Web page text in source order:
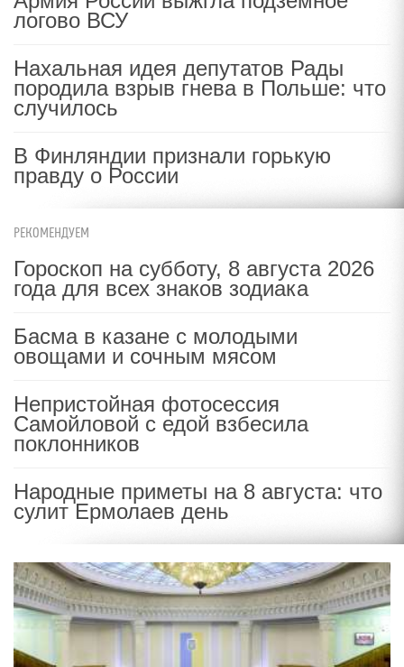
логово ВСУ
Нахальная идея депутатов Рады
породила взрыв гнева в Польше: что
случилось
В Финляндии признали горькую
правду о России
РЕКОМЕНДУЕМ
Гороскоп на субботу, 8 августа 2026
года для всех знаков зодиака
Басма в казане с молодыми
овощами и сочным мясом
Непристойная фотосессия
Самойловой с едой взбесила
поклонников
Народные приметы на 8 августа: что
сулит Ермолаев день